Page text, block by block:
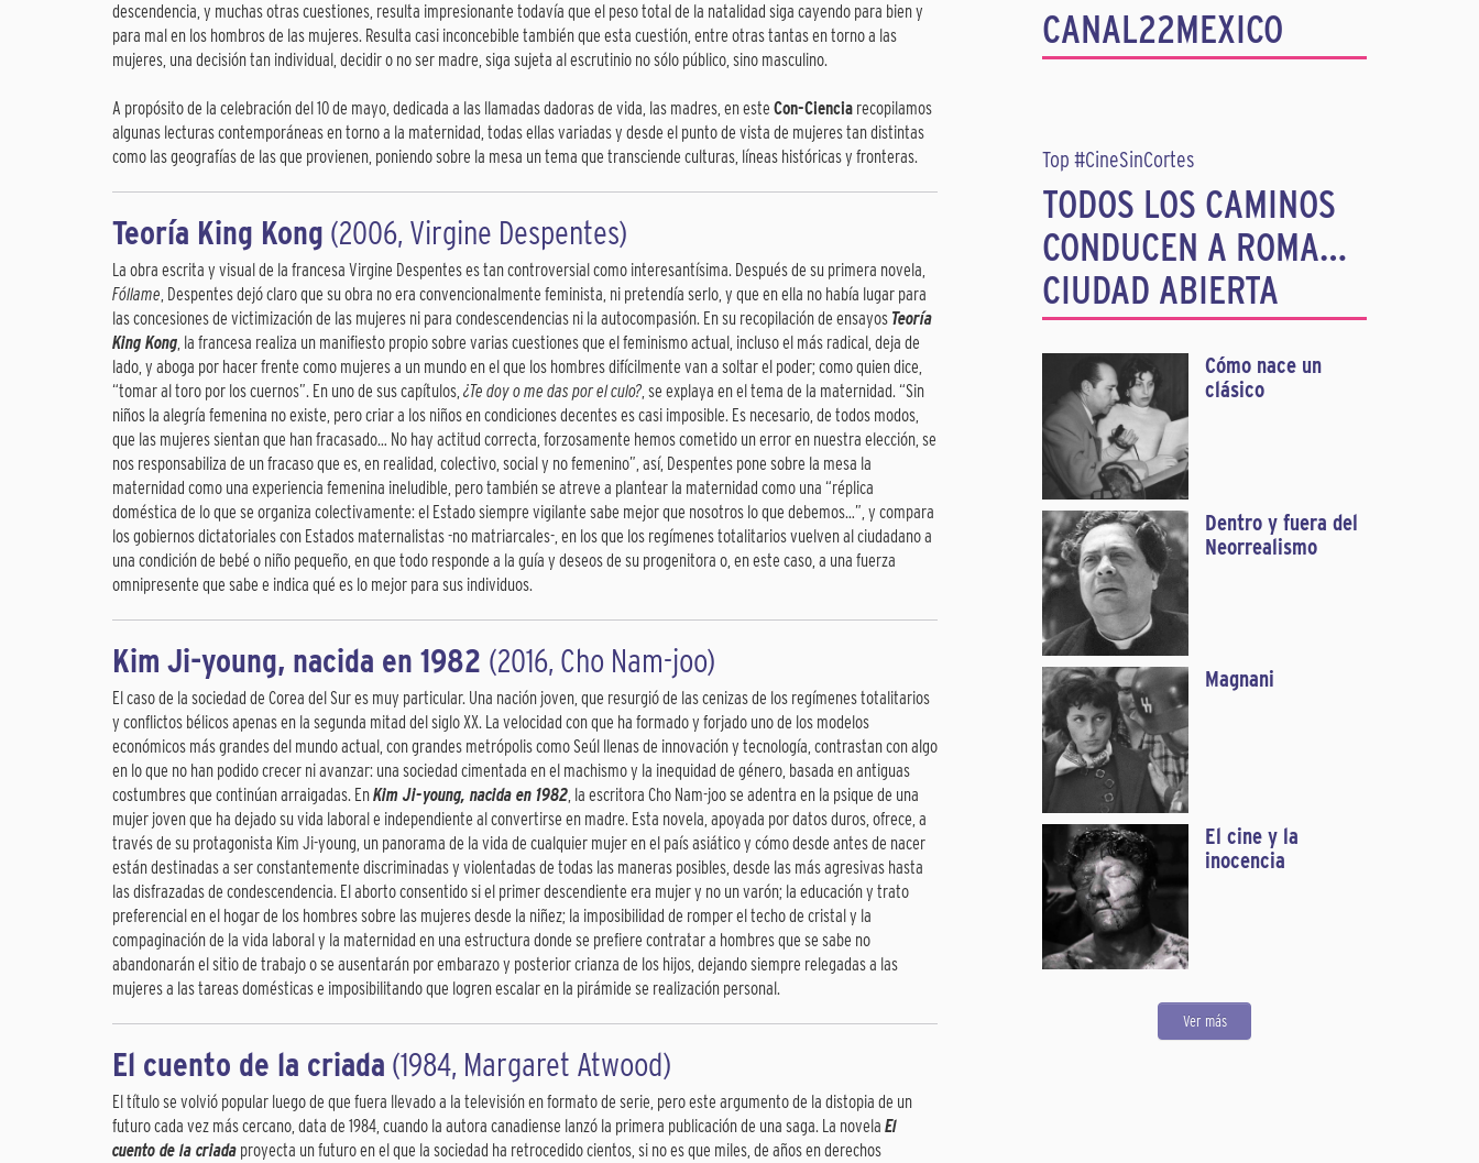
descendencia, y muchas otras cuestiones, resulta impresionante todavía que el peso total de la natalidad siga cayendo para bien y
para mal en los hombros de las mujeres. Resulta casi inconcebible también que esta cuestión, entre otras tantas en torno a las
mujeres, una decisión tan individual, decidir o no ser madre, siga sujeta al escrutinio no sólo público, sino masculino.
A propósito de la celebración del 10 de mayo, dedicada a las llamadas dadoras de vida, las madres, en este Con-Ciencia recopilamos
algunas lecturas contemporáneas en torno a la maternidad, todas ellas variadas y desde el punto de vista de mujeres tan distintas
como las geografías de las que provienen, poniendo sobre la mesa un tema que transciende culturas, líneas históricas y fronteras.
Teoría King Kong (2006, Virgine Despentes)
La obra escrita y visual de la francesa Virgine Despentes es tan controversial como interesantísima. Después de su primera novela,
Fóllame, Despentes dejó claro que su obra no era convencionalmente feminista, ni pretendía serlo, y que en ella no había lugar para
las concesiones de victimización de las mujeres ni para condescendencias ni la autocompasión. En su recopilación de ensayos Teoría
King Kong, la francesa realiza un manifiesto propio sobre varias cuestiones que el feminismo actual, incluso el más radical, deja de
lado, y aboga por hacer frente como mujeres a un mundo en el que los hombres difícilmente van a soltar el poder; como quien dice,
“tomar al toro por los cuernos”. En uno de sus capítulos, ¿Te doy o me das por el culo?, se explaya en el tema de la maternidad. “Sin
niños la alegría femenina no existe, pero criar a los niños en condiciones decentes es casi imposible. Es necesario, de todos modos,
que las mujeres sientan que han fracasado… No hay actitud correcta, forzosamente hemos cometido un error en nuestra elección, se
nos responsabiliza de un fracaso que es, en realidad, colectivo, social y no femenino”, así, Despentes pone sobre la mesa la
maternidad como una experiencia femenina ineludible, pero también se atreve a plantear la maternidad como una “réplica
doméstica de lo que se organiza colectivamente: el Estado siempre vigilante sabe mejor que nosotros lo que debemos…”, y compara
los gobiernos dictatoriales con Estados maternalistas -no matriarcales-, en los que los regímenes totalitarios vuelven al ciudadano a
una condición de bebé o niño pequeño, en que todo responde a la guía y deseos de su progenitora o, en este caso, a una fuerza
omnipresente que sabe e indica qué es lo mejor para sus individuos.
Kim Ji-young, nacida en 1982 (2016, Cho Nam-joo)
El caso de la sociedad de Corea del Sur es muy particular. Una nación joven, que resurgió de las cenizas de los regímenes totalitarios
y conflictos bélicos apenas en la segunda mitad del siglo XX. La velocidad con que ha formado y forjado uno de los modelos
económicos más grandes del mundo actual, con grandes metrópolis como Seúl llenas de innovación y tecnología, contrastan con algo
en lo que no han podido crecer ni avanzar: una sociedad cimentada en el machismo y la inequidad de género, basada en antiguas
costumbres que continúan arraigadas. EnKim Ji-young, nacida en 1982, la escritora Cho Nam-joo se adentra en la psique de una
mujer joven que ha dejado su vida laboral e independiente al convertirse en madre. Esta novela, apoyada por datos duros, ofrece, a
través de su protagonista Kim Ji-young, un panorama de la vida de cualquier mujer en el país asiático y cómo desde antes de nacer
están destinadas a ser constantemente discriminadas y violentadas de todas las maneras posibles, desde las más agresivas hasta
las disfrazadas de condescendencia. El aborto consentido si el primer descendiente era mujer y no un varón; la educación y trato
preferencial en el hogar de los hombres sobre las mujeres desde la niñez; la imposibilidad de romper el techo de cristal y la
compaginación de la vida laboral y la maternidad en una estructura donde se prefiere contratar a hombres que se sabe no
abandonarán el sitio de trabajo o se ausentarán por embarazo y posterior crianza de los hijos, dejando siempre relegadas a las
mujeres a las tareas domésticas e imposibilitando que logren escalar en la pirámide se realización personal.
El cuento de la criada (1984, Margaret Atwood)
El título se volvió popular luego de que fuera llevado a la televisión en formato de serie, pero este argumento de la distopia de un
futuro cada vez más cercano, data de 1984, cuando la autora canadiense lanzó la primera publicación de una saga. La novela El
cuento de la criada proyecta un futuro en el que la sociedad ha retrocedido cientos, si no es que miles, de años en derechos
CANAL22MEXICO
Top #CineSinCortes
TODOS LOS CAMINOS
CONDUCEN A ROMA…
CIUDAD ABIERTA
Cómo nace un
clásico
Dentro y fuera del
Neorrealismo
Magnani
El cine y la
inocencia
Ver más